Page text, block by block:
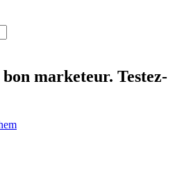
marketeur. Testez-